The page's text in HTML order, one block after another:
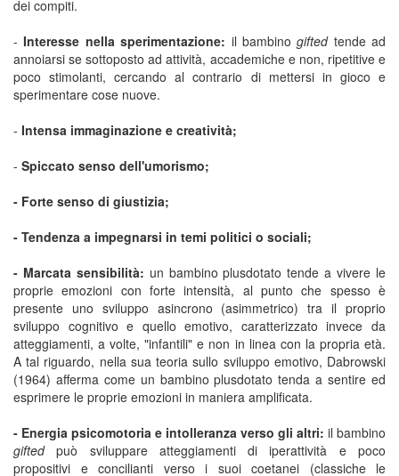
dei compiti.
-Interesse nella sperimentazione: il bambinogifted tende ad
annoiarsi se sottoposto ad attività, accademiche e non, ripetitive e
poco stimolanti, cercando al contrario di mettersi in gioco e
sperimentare cose nuove.
- Intensa immaginazione e creatività;
- Spiccato senso dell'umorismo;
- Forte senso di giustizia;
- Tendenza a impegnarsi in temi politici o sociali;
- Marcata sensibilità: un bambino plusdotato tende a vivere le
proprie emozioni con forte intensità, al punto che spesso è
presente uno sviluppo asincrono (asimmetrico) tra il proprio
sviluppo cognitivo e quello emotivo, caratterizzato invece da
atteggiamenti, a volte, "infantili" e non in linea con la propria età.
A tal riguardo, nella sua teoria sullo sviluppo emotivo, Dabrowski
(1964) afferma come un bambino plusdotato tenda a sentire ed
esprimere le proprie emozioni in maniera amplificata.
- Energia psicomotoria e intolleranza verso gli altri: il bambino
giftedpuò sviluppare atteggiamenti di iperattività e poco
propositivi e concilianti verso i suoi coetanei (classiche le